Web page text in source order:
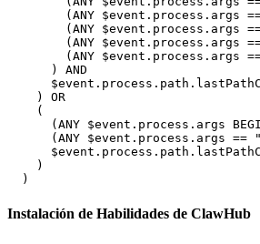
(ANY $event.process.args
(ANY $event.process.args
(ANY $event.process.args
(ANY $event.process.args
      ) AND
    ) OR
    (
(ANY $event.process.args
(ANY $event.process.args ==
    )
Instalación de Habilidades de ClawHub